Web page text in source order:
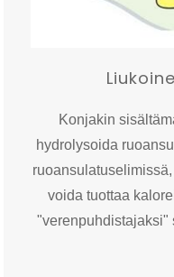
Konjakin
hydrolysoida
voida tuottaa
"verenpuhdistajaksi"